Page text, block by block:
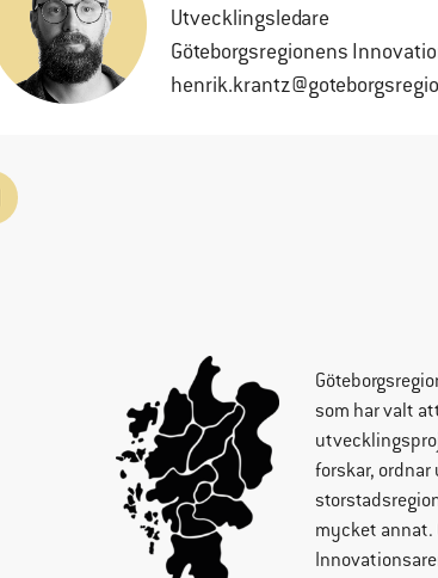
Utvecklingsledare
Göteborgsregionens
som har valt
forskar,
mycket annat.